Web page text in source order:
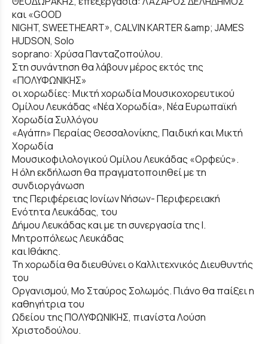
και «GOOD
NIGHT, SWEETHEART», CALVIN KARTER &amp; JAMES
HUDSON, Solo
soprano: Χρύσα Πανταζοπούλου.
Στη συνάντηση θα λάβουν μέρος εκτός της
«ΠΟΛΥΦΩΝΙΚΗΣ»
οι χορωδίες: Μικτή χορωδία Μουσικοχορευτικού
Ομίλου Λευκάδας «Νέα Χορωδία», Νέα Ευρωπαϊκή
Χορωδία Συλλόγου
«Αγάπη» Περαίας Θεσσαλονίκης, Παιδική και Μικτή
Χορωδία
Μουσικοφιλολογικού Ομίλου Λευκάδας «Ορφεύς».
Η όλη εκδήλωση θα πραγματοποιηθεί με τη
συνδιοργάνωση
της Περιφέρειας Ιονίων Νήσων- Περιφερειακή
Ενότητα Λευκάδας, του
Δήμου Λευκάδας και με τη συνεργασία της Ι.
Μητροπόλεως Λευκάδας
και Ιθάκης.
Τη χορωδία θα διευθύνει ο Καλλιτεχνικός Διευθυντής
του
Οργανισμού, Μο Σταύρος Σολωμός. Πιάνο θα παίξει η
καθηγήτρια του
Ωδείου της ΠΟΛΥΦΩΝΙΚΗΣ, πιανίστα Λούση
Χριστοδούλου.